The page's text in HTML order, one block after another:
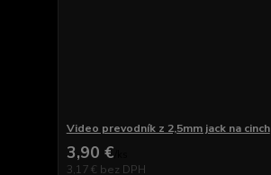
Video prevodník z 2,5mm jack na cinch
3,90 €
3,17 € bez DPH